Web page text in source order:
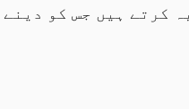
کرتے ہیں جس کو دینے